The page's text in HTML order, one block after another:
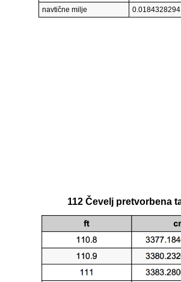
navtične milje
112 Čevelj pretvorbena